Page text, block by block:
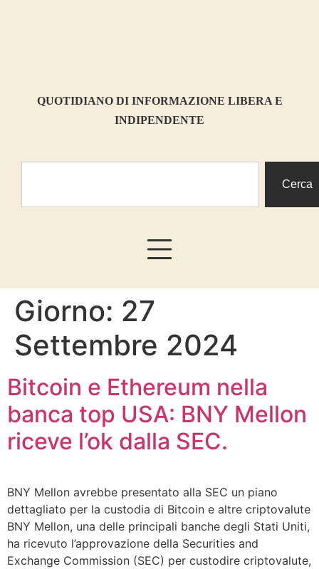
QUOTIDIANO DI INFORMAZIONE LIBERA E
INDIPENDENTE
Cerca
Giorno: 27
Settembre 2024
Bitcoin e Ethereum nella
banca top USA: BNY Mellon
riceve l’ok dalla SEC.
BNY Mellon avrebbe presentato alla SEC un piano
dettagliato per la custodia di Bitcoin e altre criptovalute
BNY Mellon, una delle principali banche degli Stati Uniti,
ha ricevuto l’approvazione della Securities and
Exchange Commission (SEC) per custodire criptovalute,